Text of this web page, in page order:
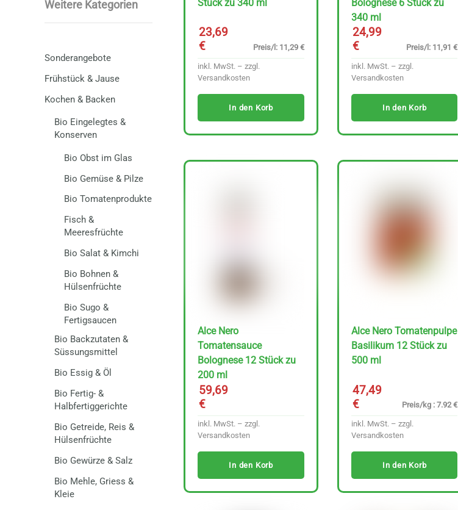
Weitere Kategorien
Sonderangebote
Frühstück & Jause
Kochen & Backen
Bio Eingelegtes &
Konserven
Bio Obst im Glas
Bio Gemüse & Pilze
Bio Tomatenprodukte
Fisch &
Meeresfrüchte
Bio Salat & Kimchi
Bio Bohnen &
Hülsenfrüchte
Bio Sugo &
Fertigsaucen
Bio Backzutaten &
Süssungsmittel
Bio Essig & Öl
Bio Fertig- &
Halbfertiggerichte
Bio Getreide, Reis &
Hülsenfrüchte
Bio Gewürze & Salz
Bio Mehle, Griess &
Kleie
Stück zu 340 ml
23,69
€
Preis/l: 11,29 €
inkl. MwSt. – zzgl.
Versandkosten
In den Korb
Bolognese 6 Stück zu
340 ml
24,99
€
Preis/l: 11,91 €
inkl. MwSt. – zzgl.
Versandkosten
In den Korb
Alce Nero
Tomatensauce
Bolognese 12 Stück zu
200 ml
59,69
€
inkl. MwSt. – zzgl.
Versandkosten
In den Korb
Alce Nero Tomatenpulpe
Basilikum 12 Stück zu
500 ml
47,49
€
Preis/kg : 7.92 €
inkl. MwSt. – zzgl.
Versandkosten
In den Korb